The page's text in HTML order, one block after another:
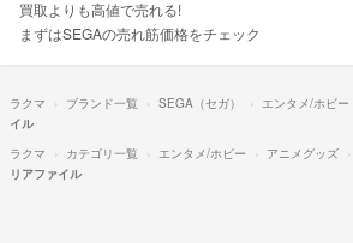
買取よりも高値で売れる!
まずはSEGAの売れ筋価格をチェック
ラクマ ブランド一覧 SEGA（セガ） エンタメ/ホビー
イル
ラクマ
カテゴリ一覧 エンタメ/ホビー アニメグッズ
リアファイル